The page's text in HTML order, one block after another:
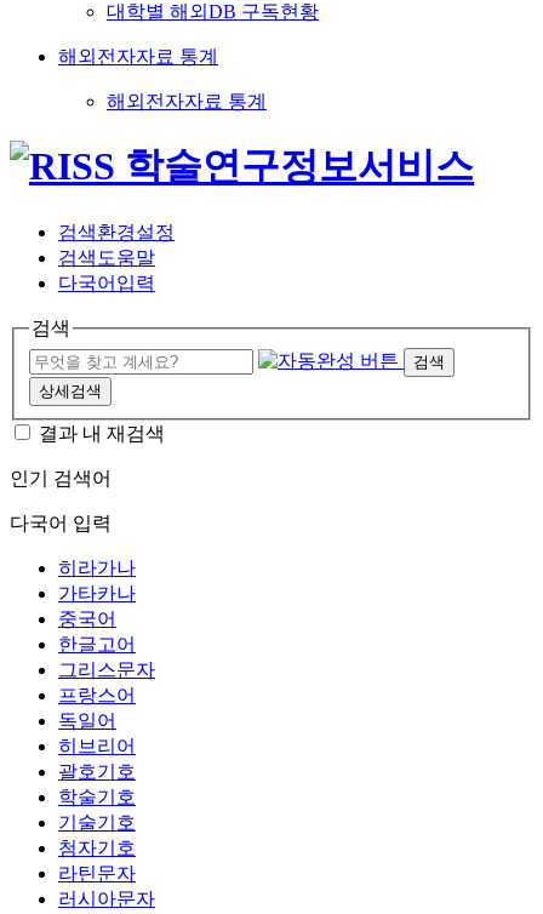
대학별 해외DB 구독현황
해외전자자료 통계
해외전자자료 통계
검색환경설정
검색도움말
다국어입력
검색
검색
상세검색
결과 내 재검색
인기 검색어
다국어 입력
히라가나
가타카나
중국어
한글고어
그리스문자
프랑스어
독일어
히브리어
괄호기호
학술기호
기술기호
첨자기호
라틴문자
러시아문자